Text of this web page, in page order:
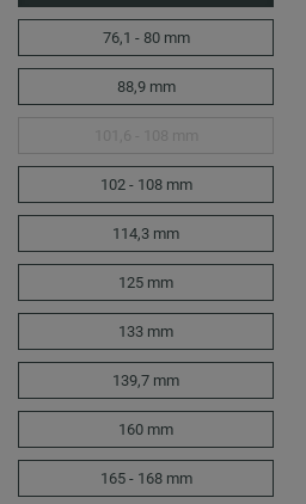
76,1 - 80 mm
88,9 mm
102 - 108 mm
114,3 mm
125 mm
133 mm
139,7 mm
160 mm
165 - 168 mm